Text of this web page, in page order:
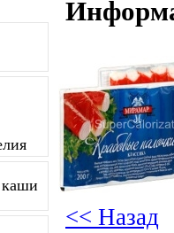
<< Назад